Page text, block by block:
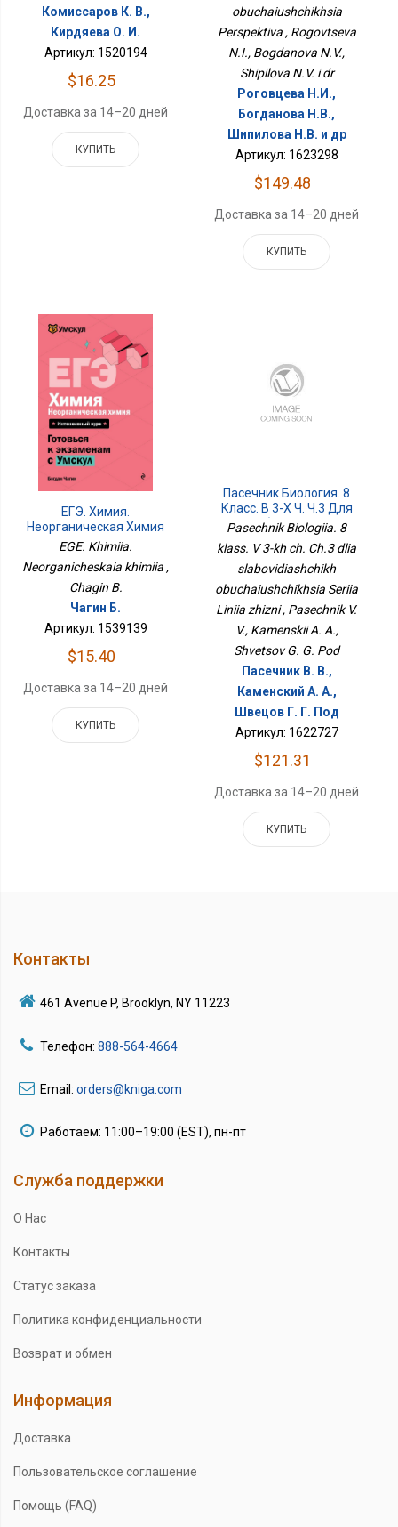
Комиссаров К. В.,
Кирдяева О. И.
Артикул: 1520194
$16.25
Доставка за 14–20 дней
КУПИТЬ
obuchaiushchikhsia
Perspektiva , Rogovtseva
N.I., Bogdanova N.V.,
Shipilova N.V. i dr
Роговцева Н.И.,
Богданова Н.В.,
Шипилова Н.В. и др
Артикул: 1623298
$149.48
Доставка за 14–20 дней
КУПИТЬ
ЕГЭ. Химия.
Неорганическая Химия
EGE. Khimiia.
Neorganicheskaia khimiia ,
Chagin B.
Чагин Б.
Артикул: 1539139
$15.40
Доставка за 14–20 дней
КУПИТЬ
Пасечник Биология. 8
Класс. В 3-Х Ч. Ч.3 Для
Слабовидящих
Обучающихся Серия
Линия Жизни
Pasechnik Biologiia. 8
klass. V 3-kh ch. Ch.3 dlia
slabovidiashchikh
obuchaiushchikhsia Seriia
Liniia zhizni , Pasechnik V.
V., Kamenskii A. A.,
Shvetsov G. G. Pod
Пасечник В. В.,
Каменский А. А.,
Швецов Г. Г. Под
Артикул: 1622727
$121.31
Доставка за 14–20 дней
КУПИТЬ
Контакты
461 Avenue P, Brooklyn, NY 11223
Телефон: 888-564-4664
Email: orders@kniga.com
Работаем: 11:00–19:00 (EST), пн-пт
Служба поддержки
О Нас
Контакты
Статус заказа
Политика конфиденциальности
Возврат и обмен
Информация
Доставка
Пользовательское соглашение
Помощь (FAQ)